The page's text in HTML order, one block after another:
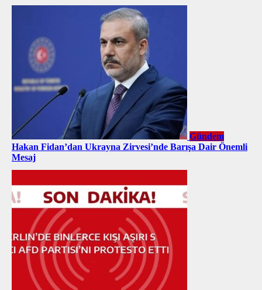
Gündem
Hakan Fidan’dan Ukrayna Zirvesi’nde Barışa Dair Önemli
Mesaj